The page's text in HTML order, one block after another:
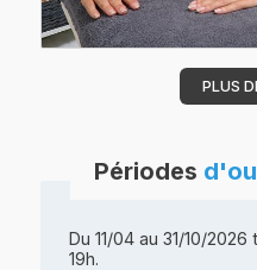
PLUS
Périodes
Du 11/04 au 31/10/
19h.